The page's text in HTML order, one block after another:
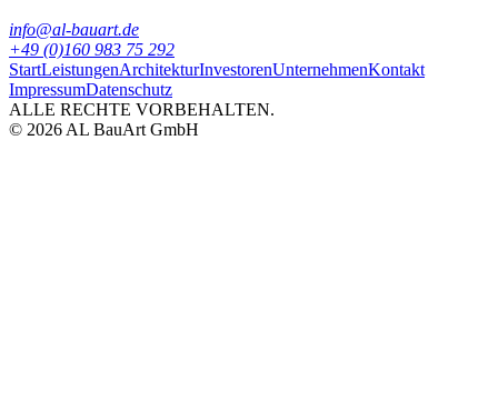
info@al-bauart.de
+49 (0)160 983 75 292
StartLeistungenArchitekturInvestorenUnternehmenKontakt
ImpressumDatenschutz
ALLE RECHTE VORBEHALTEN.
© 2026 AL BauArt GmbH